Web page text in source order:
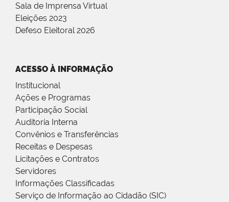
Sala de Imprensa Virtual
Eleições 2023
Defeso Eleitoral 2026
ACESSO À INFORMAÇÃO
Institucional
Ações e Programas
Participação Social
Auditoria Interna
Convênios e Transferências
Receitas e Despesas
Licitações e Contratos
Servidores
Informações Classificadas
Serviço de Informação ao Cidadão (SIC)